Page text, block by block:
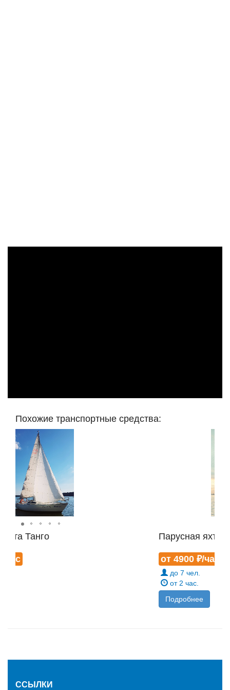
Похожие транспортные средства:
Парусная яхта Firebird
ССЫЛКИ